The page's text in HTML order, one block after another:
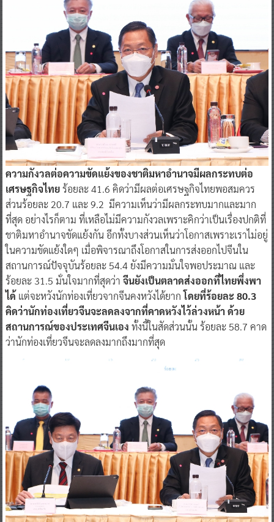
ความกังวลต่อความขัดแย้งของชาติมหาอำนาจมีผลกระทบต่อ
เศรษฐกิจไทยร้อยละ 41.6 คิดว่ามีผลต่อเศรษฐกิจไทยพอสมควร
ส่วนร้อยละ 20.7 และ 9.2 มีความเห็นว่ามีผลกระทบมากและมาก
ที่สุด อย่างไรก็ตาม ที่เหลือไม่มีความกังวลเพราะคิกว่าเป็นเรื่องปกติที่
ชาติมหาอำนาจขัดแย้งกัน อีกทั้งบางส่วนเห็นว่าโอกาสเพราะเราไม่อยู่
ในความขัดแย้งใดๆ เมื่อพิจารณาถึงโอกาสในการส่งออกไปจีนใน
สถานการณ์ปัจจุบันร้อยละ 54.4 ยังมีความมั่นใจพอประมาณ และ
ร้อยละ 31.5 มั่นใจมากที่สุดว่า จีนยังเป็นตลาดส่งออกที่ไทยพึ่งพา
ได้ แต่จะหวังนักท่องเที่ยวจากจีนคงหวังได้ยาก โดยที่ร้อยละ 80.3
คิดว่านักท่องเที่ยวจีนจะลดลงจากที่คาดหวังไว้ล่วงหน้า ด้วย
สถานการณ์ของประเทศจีนเอง ทั้งนี้ในสัดส่วนนั้น ร้อยละ 58.7 คาด
ว่านักท่องเที่ยวจีนจะลดลงมากถึงมากที่สุด